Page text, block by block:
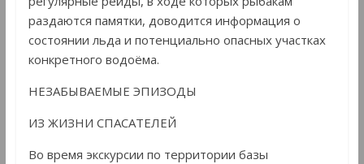
раздаются памятки, доводится информация о
состоянии льда и потенциально опасных участках
конкретного водоёма.
НЕЗАБЫВАЕМЫЕ ЭПИЗОДЫ
ИЗ ЖИЗНИ СПАСАТЕЛЕЙ
Во время экскурсии по территории базы